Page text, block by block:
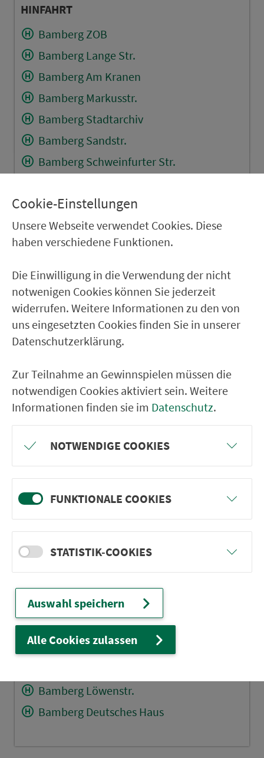
HINFAHRT
Bamberg ZOB
Bamberg Lange Str.
Bamberg Am Kranen
Bamberg Markusstr.
Bamberg Stadtarchiv
Bamberg Sandstr.
Bamberg Schweinfurter Str.
Bamberg Titusstr.
Bamberg Cherbonhof
Bamberg Heßlergasse
Gaustadt Freibad
Bamberg Seewiesenstr.
Bamberg Rothofer Str.
Bamberg Krötleinstr.
RÜCKFAHRT
Gaustadt Ziegelei
Bamberg Krötleinstr.
Bamberg Heßlergasse
Bamberg Cherbonhof
Bamberg Titusstr.
Bamberg Schweinfurter Str.
Bamberg Stadtarchiv
Bamberg Elisabethenstr.
Bamberg Domplatz
Bamberg Löwenstr.
Bamberg Deutsches Haus
Cookie-Einstellungen
Unsere Webseite verwendet Cookies. Diese
haben verschiedene Funktionen.
Die Einwilligung in die Verwendung der nicht
notwenigen Cookies können Sie jederzeit
widerrufen. Weitere Informationen zu den von
uns eingesetzten Cookies finden Sie in unserer
Datenschutzerklärung.
Zur Teilnahme an Gewinnspielen müssen die
notwendigen Cookies aktiviert sein. Weitere
Informationen finden sie im Datenschutz.
NOTWENDIGE COOKIES
FUNKTIONALE COOKIES
STATISTIK-COOKIES
Auswahl speichern
Alle Cookies zulassen